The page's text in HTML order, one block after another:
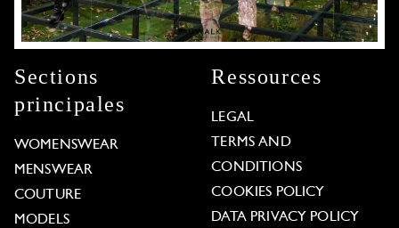
Sections
principales
WOMENSWEAR
MENSWEAR
COUTURE
MODELS
Ressources
LEGAL
TERMS AND
CONDITIONS
COOKIES POLICY
DATA PRIVACY POLICY